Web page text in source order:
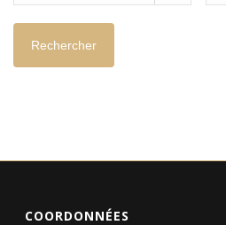
COORDONNÉES